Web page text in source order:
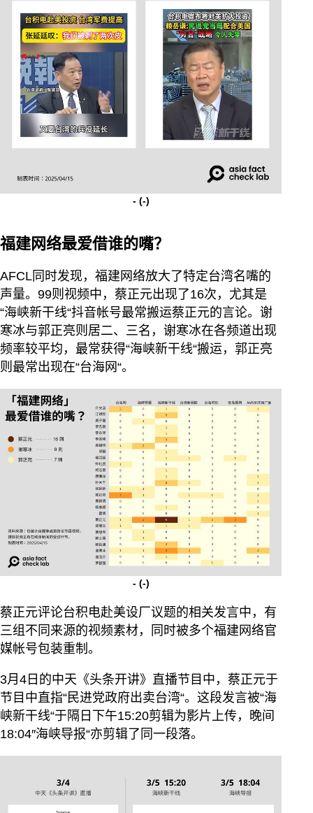
- (-)
福建网络最爱借谁的嘴？
AFCL同时发现，福建网络放大了特定台湾名嘴的
声量。99则视频中，蔡正元出现了16次，尤其是
“海峡新干线“抖音帐号最常搬运蔡正元的言论。谢
寒冰与郭正亮则居二、三名，谢寒冰在各频道出现
频率较平均，最常获得“海峡新干线“搬运，郭正亮
则最常出现在“台海网“。
- (-)
蔡正元评论台积电赴美设厂议题的相关发言中，有
三组不同来源的视频素材，同时被多个福建网络官
媒帐号包装重制。
3月4日的中天《头条开讲》直播节目中，蔡正元于
节目中直指“民进党政府出卖台湾“。这段发言被“海
峡新干线“于隔日下午15:20剪辑为影片上传，晚间
18:04″海峡导报“亦剪辑了同一段落。